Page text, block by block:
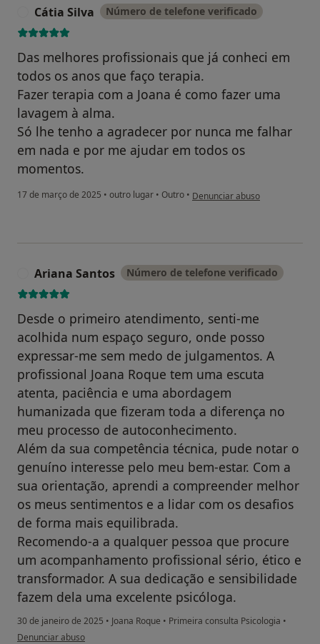
Cátia Silva Número de telefone verificado
Das melhores profissionais que já conheci em
todos os anos que faço terapia.
Fazer terapia com a Joana é como fazer uma
lavagem à alma.
Só lhe tenho a agradecer por nunca me falhar
em nada e por me ajudar em todos os
momentos.
17 de março de 2025 • outro lugar • Outro • na opinião do utilizador Cátia
Denunciar abuso
Ariana Santos Número de telefone verificado
Desde o primeiro atendimento, senti-me
acolhida num espaço seguro, onde posso
expressar-me sem medo de julgamentos. A
profissional Joana Roque tem uma escuta
atenta, paciência e uma abordagem
humanizada que fizeram toda a diferença no
meu processo de autoconhecimento.
Além da sua competência técnica, pude notar o
genuíno interesse pelo meu bem-estar. Com a
sua orientação, aprendi a compreender melhor
os meus sentimentos e a lidar com os desafios
de forma mais equilibrada.
Recomendo-a a qualquer pessoa que procure
um acompanhamento profissional sério, ético e
transformador. A sua dedicação e sensibilidade
fazem dela uma excelente psicóloga.
30 de janeiro de 2025 • Joana Roque • Primeira consulta Psicologia •
na opinião do utilizador Ariana Santos
Denunciar abuso